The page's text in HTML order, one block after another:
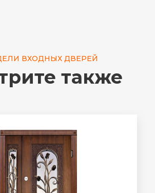
ВХОДНЫХ ДВЕРЕЙ
также